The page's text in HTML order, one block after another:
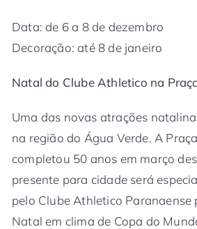
Data: de 6 a 8 de dezembro
Decoração: até 8 de janeiro
Natal do Clube Athletico na
Uma das novas atrações
na região do Água Verde. A
completou 50 anos em março
presente para cidade será
pelo Clube Athletico Paranaense
Natal em clima de Copa do